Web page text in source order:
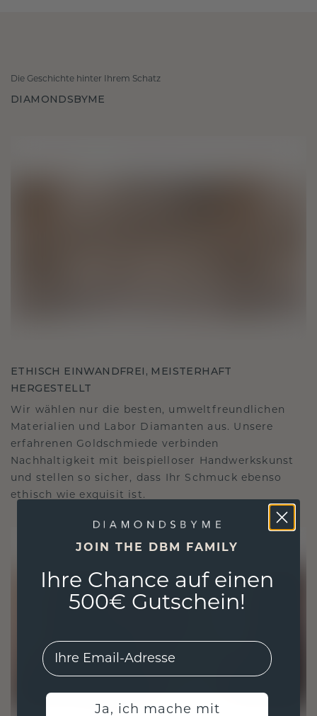
Die Geschichte hinter Ihrem Schatz
DIAMONDSBYME
ETHISCH EINWANDFREI, MEISTERHAFT
HERGESTELLT
Wir wählen nur die besten, umweltfreundlichen
Materialien und Labor Diamanten aus. Unsere
erfahrenen Goldschmiede verbinden
Nachhaltigkeit mit beispielloser Handwerkskunst
und stellen so sicher, dass Ihr Schmuck ebenso
ethisch wie exquisit ist.
JOIN THE DBM FAMILY
Ihre Chance auf einen
500€ Gutschein!
EMail
Ja, ich mache mit